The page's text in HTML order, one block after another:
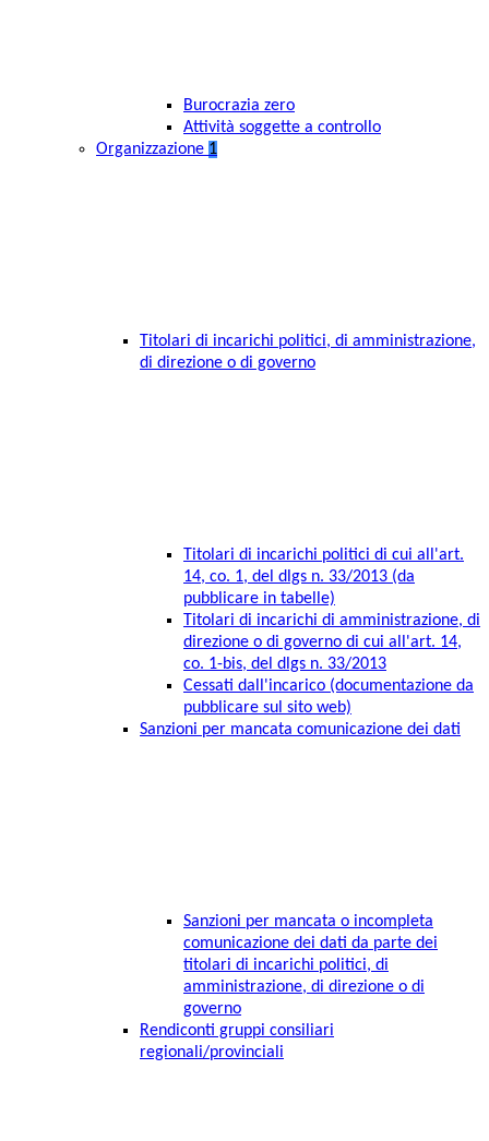
Burocrazia zero
Attività soggette a controllo
Organizzazione 1
Titolari di incarichi politici, di amministrazione,
di direzione o di governo
Titolari di incarichi politici di cui all'art.
14, co. 1, del dlgs n. 33/2013 (da
pubblicare in tabelle)
Titolari di incarichi di amministrazione, di
direzione o di governo di cui all'art. 14,
co. 1-bis, del dlgs n. 33/2013
Cessati dall'incarico (documentazione da
pubblicare sul sito web)
Sanzioni per mancata comunicazione dei dati
Sanzioni per mancata o incompleta
comunicazione dei dati da parte dei
titolari di incarichi politici, di
amministrazione, di direzione o di
governo
Rendiconti gruppi consiliari
regionali/provinciali